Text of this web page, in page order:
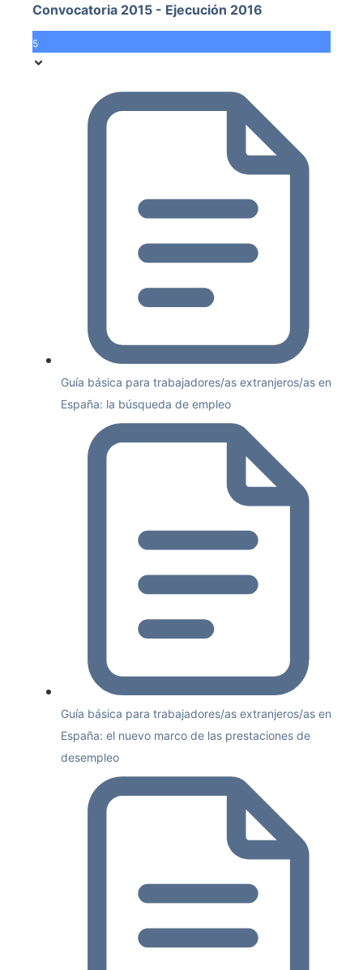
Convocatoria 2015 - Ejecución 2016
5
Guía básica para trabajadores/as extranjeros/as en
España: la búsqueda de empleo
Guía básica para trabajadores/as extranjeros/as en
España: el nuevo marco de las prestaciones de
desempleo